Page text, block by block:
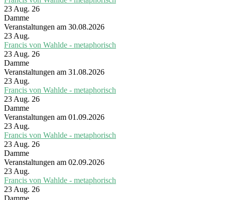
23 Aug. 26
Damme
Veranstaltungen am 30.08.2026
23 Aug.
Francis von Wahlde - metaphorisch
23 Aug. 26
Damme
Veranstaltungen am 31.08.2026
23 Aug.
Francis von Wahlde - metaphorisch
23 Aug. 26
Damme
Veranstaltungen am 01.09.2026
23 Aug.
Francis von Wahlde - metaphorisch
23 Aug. 26
Damme
Veranstaltungen am 02.09.2026
23 Aug.
Francis von Wahlde - metaphorisch
23 Aug. 26
Damme